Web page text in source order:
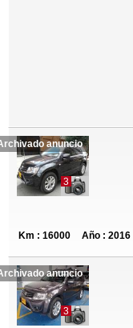
anuncio
3
Km : 16000
Año : 2016
anuncio
3